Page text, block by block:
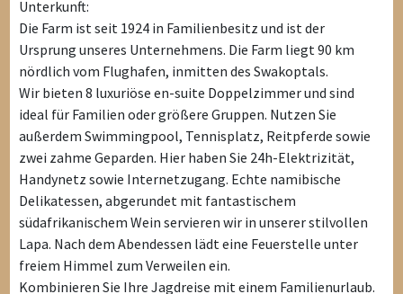
Unterkunft:
Die Farm ist seit 1924 in Familienbesitz und ist der
Ursprung unseres Unternehmens. Die Farm liegt 90 km
nördlich vom Flughafen, inmitten des Swakoptals.
Wir bieten 8 luxuriöse en-suite Doppelzimmer und sind
ideal für Familien oder größere Gruppen. Nutzen Sie
außerdem Swimmingpool, Tennisplatz, Reitpferde sowie
zwei zahme Geparden. Hier haben Sie 24h-Elektrizität,
Handynetz sowie Internetzugang. Echte namibische
Delikatessen, abgerundet mit fantastischem
südafrikanischem Wein servieren wir in unserer stilvollen
Lapa. Nach dem Abendessen lädt eine Feuerstelle unter
freiem Himmel zum Verweilen ein.
Kombinieren Sie Ihre Jagdreise mit einem Familienurlaub.